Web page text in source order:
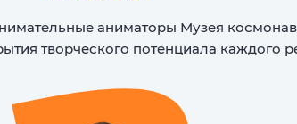
аниматоры Музея
творческого потенциала каждого